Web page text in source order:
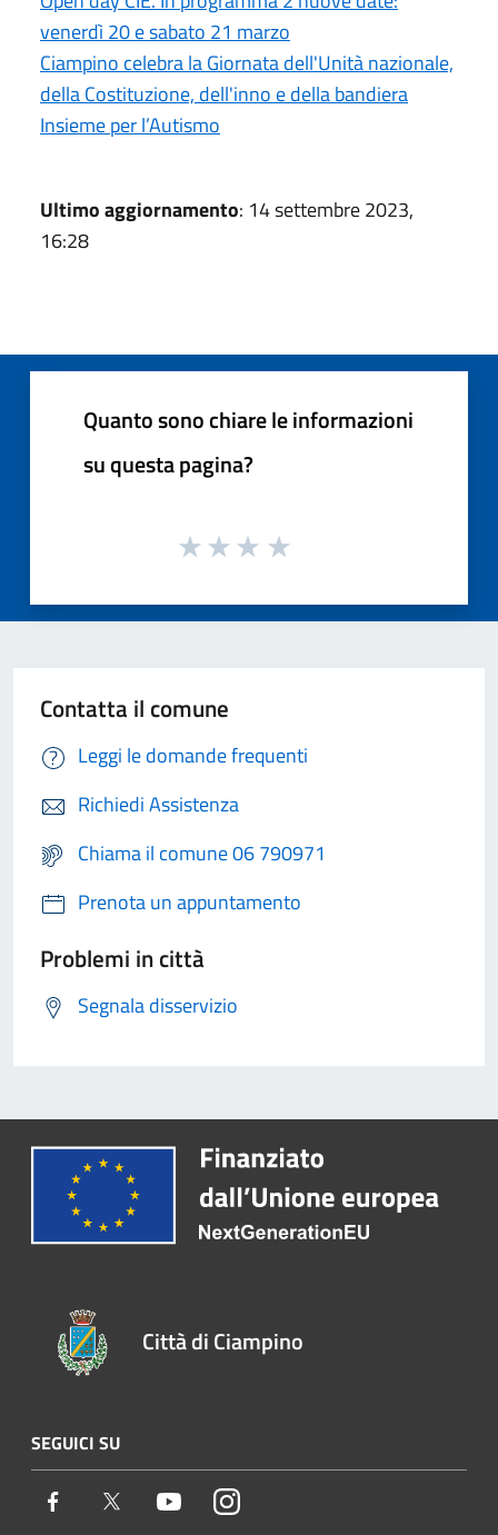
venerdì 20 e sabato 21 marzo
Ciampino celebra la Giornata dell'Unità nazionale,
della Costituzione, dell'inno e della bandiera
Insieme per l’Autismo
Ultimo aggiornamento: 14 settembre 2023,
16:28
Quanto sono chiare le informazioni
su questa pagina?
Contatta il comune
Leggi le domande frequenti
Richiedi Assistenza
Chiama il comune 06 790971
Prenota un appuntamento
Problemi in città
Segnala disservizio
Città di Ciampino
SEGUICI SU
Facebook Twitter YoutubeInstagram